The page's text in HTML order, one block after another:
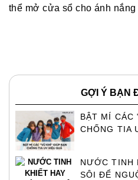
thể mở cửa sổ cho ánh nắng
GỢI Ý BẠN
BẬT MÍ CÁC
CHỐNG TIA
NƯỚC TINH
SÔI ĐỂ